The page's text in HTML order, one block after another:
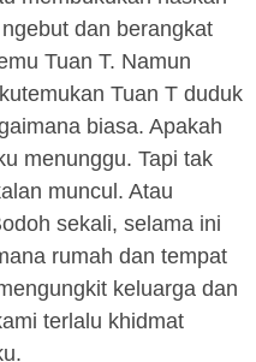
dan berangkat
Tuan T. Namun
Tuan T duduk
biasa. Apakah
menunggu. Tapi tak
muncul. Atau
sekali, selama ini
rumah dan tempat
keluarga dan
terlalu khidmat